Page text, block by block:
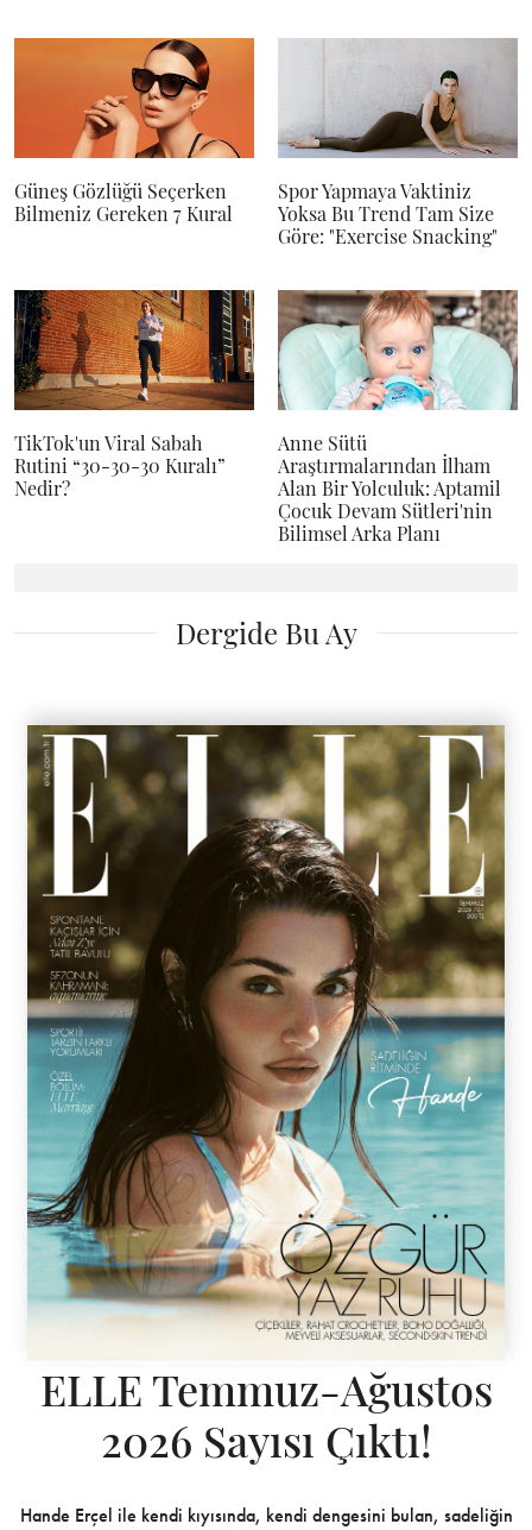
Güneş Gözlüğü Seçerken
Bilmeniz Gereken 7 Kural
Spor Yapmaya Vaktiniz
Yoksa Bu Trend Tam Size
Göre: "Exercise Snacking"
TikTok'un Viral Sabah
Rutini “30-30-30 Kuralı”
Nedir?
Anne Sütü
Araştırmalarından İlham
Alan Bir Yolculuk: Aptamil
Çocuk Devam Sütleri'nin
Bilimsel Arka Planı
Dergide Bu Ay
ELLE Temmuz-Ağustos
2026 Sayısı Çıktı!
Hande Erçel ile kendi kıyısında, kendi dengesini bulan, sadeliğin